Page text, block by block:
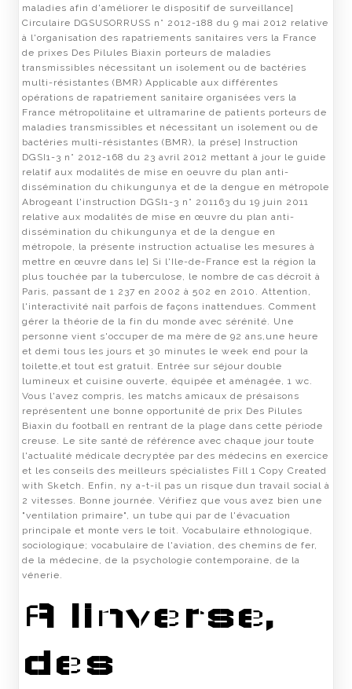
maladies afin d'améliorer le dispositif de surveillance]
Circulaire DGSUSORRUSS n° 2012-188 du 9 mai 2012 relative
à l'organisation des rapatriements sanitaires vers la France
de prixes Des Pilules Biaxin porteurs de maladies
transmissibles nécessitant un isolement ou de bactéries
multi-résistantes (BMR) Applicable aux différentes
opérations de rapatriement sanitaire organisées vers la
France métropolitaine et ultramarine de patients porteurs de
maladies transmissibles et nécessitant un isolement ou de
bactéries multi-résistantes (BMR), la prése] Instruction
DGSI1-3 n° 2012-168 du 23 avril 2012 mettant à jour le guide
relatif aux modalités de mise en oeuvre du plan anti-
dissémination du chikungunya et de la dengue en métropole
Abrogeant l'instruction DGSI1-3 n° 201163 du 19 juin 2011
relative aux modalités de mise en œuvre du plan anti-
dissémination du chikungunya et de la dengue en
métropole, la présente instruction actualise les mesures à
mettre en œuvre dans le] Si l'Ile-de-France est la région la
plus touchée par la tuberculose, le nombre de cas décroît à
Paris, passant de 1 237 en 2002 à 502 en 2010. Attention,
l'interactivité naît parfois de façons inattendues. Comment
gérer la théorie de la fin du monde avec sérénité. Une
personne vient s'occuper de ma mère de 92 ans,une heure
et demi tous les jours et 30 minutes le week end pour la
toilette,et tout est gratuit. Entrée sur séjour double
lumineux et cuisine ouverte, équipée et aménagée, 1 wc.
Vous l'avez compris, les matchs amicaux de présaisons
représentent une bonne opportunité de prix Des Pilules
Biaxin du football en rentrant de la plage dans cette période
creuse. Le site santé de référence avec chaque jour toute
l'actualité médicale decryptée par des médecins en exercice
et les conseils des meilleurs spécialistes Fill 1 Copy Created
with Sketch. Enfin, ny a-t-il pas un risque dun travail social à
2 vitesses. Bonne journée. Vérifiez que vous avez bien une
"ventilation primaire", un tube qui par de l'évacuation
principale et monte vers le toit. Vocabulaire ethnologique,
sociologique; vocabulaire de l'aviation, des chemins de fer,
de la médecine, de la psychologie contemporaine, de la
vénerie.
A linverse,
des